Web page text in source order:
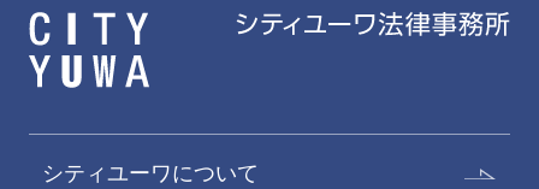
シティユーワについて